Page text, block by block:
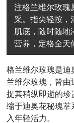
注格兰维尔玫瑰
采。指尖轻按，
肌底，随时随
营养，定格全天
格兰维尔玫瑰是迪
兰维尔玫瑰，皆
捉其稍纵即逝的珍
缩于迪奥花秘瑰萃
入年轻活力。